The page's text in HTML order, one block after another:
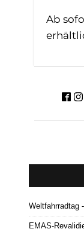
Ab
Weltfahrradtag
EMAS-